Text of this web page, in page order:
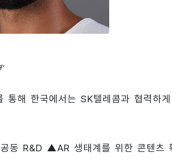
해 한국에서는 SK텔레콤과 협력하
동 R&D ▲AR 생태계를 위한 콘텐츠